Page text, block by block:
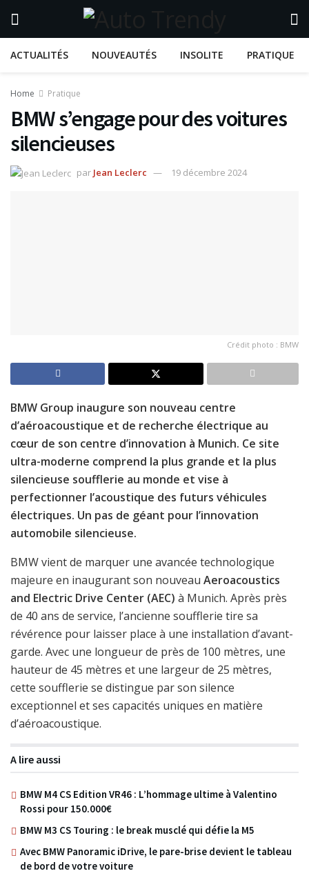
ACTUALITÉS NOUVEAUTÉS INSOLITE PRATIQUE
Home Pratique
BMW s’engage pour des voitures
silencieuses
par Jean Leclerc 19 décembre 2024
Crédit photo : BMW
BMW Group inaugure son nouveau centre
d’aéroacoustique et de recherche électrique au
cœur de son centre d’innovation à Munich. Ce site
ultra-moderne comprend la plus grande et la plus
silencieuse soufflerie au monde et vise à
perfectionner l’acoustique des futurs véhicules
électriques. Un pas de géant pour l’innovation
automobile silencieuse.
BMW vient de marquer une avancée technologique
majeure en inaugurant son nouveau Aeroacoustics
and Electric Drive Center (AEC) à Munich. Après près
de 40 ans de service, l’ancienne soufflerie tire sa
révérence pour laisser place à une installation d’avant-
garde. Avec une longueur de près de 100 mètres, une
hauteur de 45 mètres et une largeur de 25 mètres,
cette soufflerie se distingue par son silence
exceptionnel et ses capacités uniques en matière
d’aéroacoustique.
A lire aussi
BMW M4 CS Edition VR46 : L’hommage ultime à Valentino
Rossi pour 150.000€
BMW M3 CS Touring : le break musclé qui défie la M5
Avec BMW Panoramic iDrive, le pare-brise devient le tableau
de bord de votre voiture